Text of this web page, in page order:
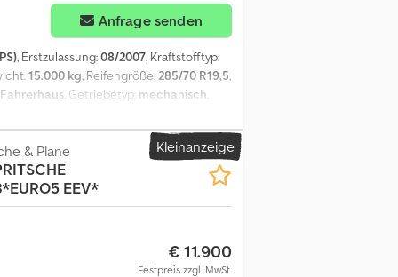
Anfrage senden
, Erstzulassung:08/2007, Kraftstofftyp:
15.000 kg, Reifengröße:285/70 R19,5,
Fahrerhaus, Getriebetyp: mechanisch,
PBS-1500 Ladebordwand 1500 kg | EURO
| Werkzeugkasten | Irrtum und
Kleinanzeige
& Plane
EEV*
€ 11.900
Festpreis zzgl. MwSt.